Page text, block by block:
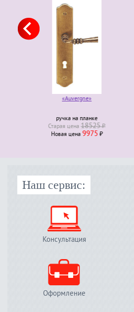
«Auvergne»
ручка на планке
Старая ценa18525₽
Новая ценa9975₽
Наш сервис:
Консультация
Оформление